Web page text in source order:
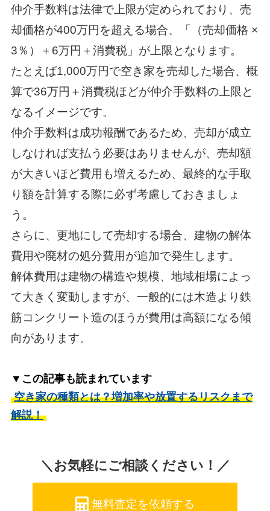
仲介手数料は法律で上限が定められており、売
却価格が400万円を超える場合、「（売却価格 ×
3％）＋6万円＋消費税」が上限となります。
たとえば1,000万円で空き家を売却した場合、概
算で36万円＋消費税ほどが仲介手数料の上限と
なるイメージです。
仲介手数料は成功報酬であるため、売却が成立
しなければ支払う必要はありませんが、売却額
が大きいほど費用も増えるため、最終的な手取
り額を計算する際に必ず考慮しておきましょ
う。
さらに、更地にして売却する場合、建物の解体
費用や廃材の処分費用が追加で発生します。
解体費用は建物の構造や規模、地域相場によっ
て大きく変動しますが、一般的には木造より鉄
筋コンクリート造のほうが費用は高額になる傾
向があります。
▼この記事も読まれています
空き家の種類とは？増加率や放置するリスクまで
解説！
＼お気軽にご相談ください！／
無料査定を依頼する